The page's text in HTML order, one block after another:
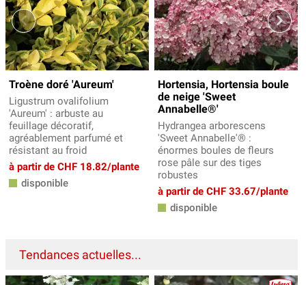
Troène doré 'Aureum'
Ligustrum ovalifolium
'Aureum' : arbuste au
feuillage décoratif,
agréablement parfumé et
résistant au froid
à partir de CHF 18.82/plante
disponible
Hortensia, Hortensia boule
de neige 'Sweet
Annabelle®'
Hydrangea arborescens
'Sweet Annabelle'® :
énormes boules de fleurs
rose pâle sur des tiges
robustes
à partir de CHF 33.67/plante
disponible
Tendances actuelles...